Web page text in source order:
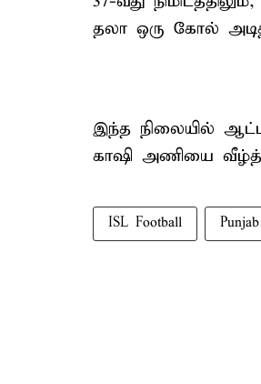
தலா ஒரு கோல்
இந்த நிலையில்
காஷி அணியை
ISL Football